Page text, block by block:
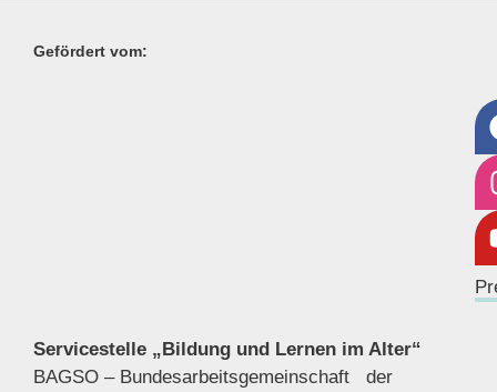
Gefördert vom:
Servicestelle „Bildung und Lernen im Alter“
BAGSO – Bundesarbeitsgemeinschaft der